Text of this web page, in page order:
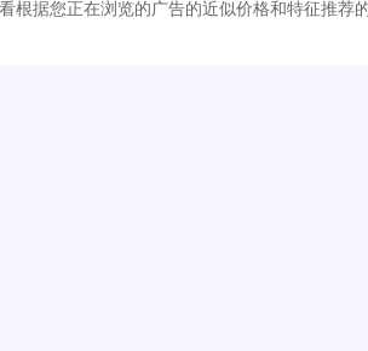
根据您正在浏览的广告的近似价格和特征推荐